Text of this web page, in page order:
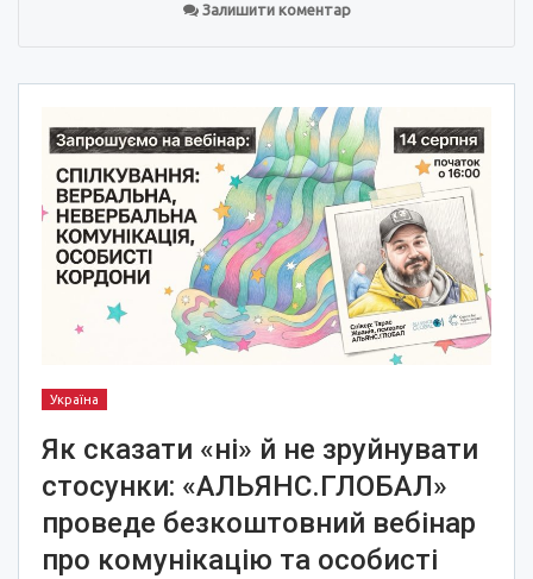
Залишити коментар
Україна
Як сказати «ні» й не зруйнувати
стосунки: «АЛЬЯНС.ГЛОБАЛ»
проведе безкоштовний вебінар
про комунікацію та особисті